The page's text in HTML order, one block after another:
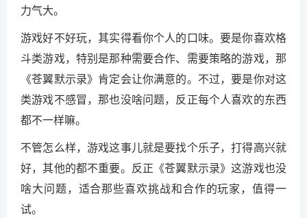
力气大。
游戏好不好玩，其实得看你个人的口味。要是你喜欢格
斗类游戏，特别是那种需要合作、需要策略的游戏，那
《苍翼默示录》肯定会让你满意的。不过，要是你对这
类游戏不感冒，那也没啥问题，反正每个人喜欢的东西
都不一样嘛。
不管怎么样，游戏这事儿就是要找个乐子，打得高兴就
好，其他的都不重要。反正《苍翼默示录》这游戏也没
啥大问题，适合那些喜欢挑战和合作的玩家，值得一
试。